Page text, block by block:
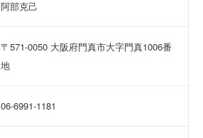
阿部克己
〒571-0050 大阪府門真市大字門真1006番
地
06-6991-1181